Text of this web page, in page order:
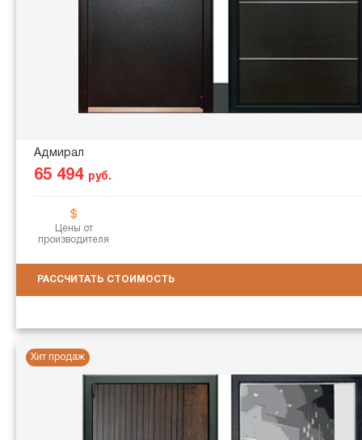
Адмирал
65 494 руб.
Цены от
производителя
РАССЧИТАТЬ СТОИМОСТЬ
Хит продаж